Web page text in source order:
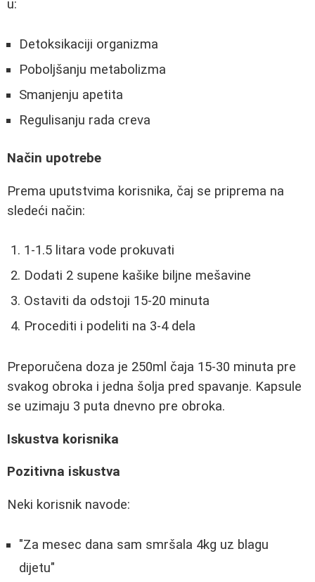
u:
Detoksikaciji organizma
Poboljšanju metabolizma
Smanjenju apetita
Regulisanju rada creva
Način upotrebe
Prema uputstvima korisnika, čaj se priprema na
sledeći način:
1-1.5 litara vode prokuvati
Dodati 2 supene kašike biljne mešavine
Ostaviti da odstoji 15-20 minuta
Procediti i podeliti na 3-4 dela
Preporučena doza je 250ml čaja 15-30 minuta pre
svakog obroka i jedna šolja pred spavanje. Kapsule
se uzimaju 3 puta dnevno pre obroka.
Iskustva korisnika
Pozitivna iskustva
Neki korisnik navode:
"Za mesec dana sam smršala 4kg uz blagu
dijetu"